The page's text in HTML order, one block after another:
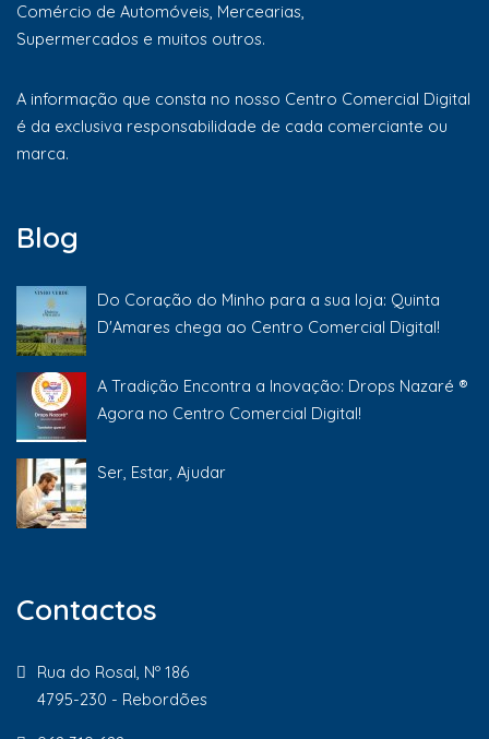
Comércio de Automóveis, Mercearias,
Supermercados e muitos outros.
A informação que consta no nosso Centro Comercial Digital
é da exclusiva responsabilidade de cada comerciante ou
marca.
Blog
Do Coração do Minho para a sua loja: Quinta
D'Amares chega ao Centro Comercial Digital!
A Tradição Encontra a Inovação: Drops Nazaré ®
Agora no Centro Comercial Digital!
Ser, Estar, Ajudar
Contactos
Rua do Rosal, Nº 186
4795-230 - Rebordões